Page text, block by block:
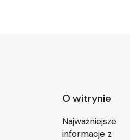
O witrynie
Najważniejsze
informacje z